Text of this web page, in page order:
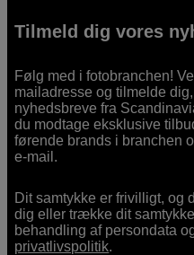
Tilmeld dig vores
Følg med i fotobranchen!
mailadresse og tilmelde
nyhedsbreve fra
du modtage eksklusive
førende brands i branchen
e-mail.
Dit samtykke er frivilligt, og
dig eller trække dit
behandling af persondata
privatlivspolitik.